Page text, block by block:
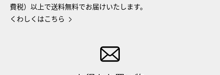
費税）以上で送料無料でお届けいたします。
くわしくはこちら